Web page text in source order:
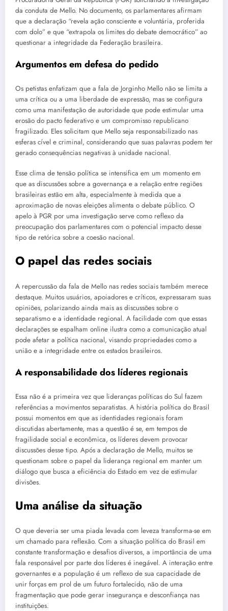
da conduta de Mello. No documento, os parlamentares afirmam
que a declaração “revela ação consciente e voluntária, proferida
com dolo” e que “extrapola os limites do debate democrático” ao
questionar a integridade da Federação brasileira.
Argumentos em defesa do pedido
Os petistas enfatizam que a fala de Jorginho Mello não se limita a
uma crítica ou a uma liberdade de expressão, mas se configura
como uma manifestação de autoridade que pode estimular uma
erosão do pacto federativo e um compromisso republicano
fragilizado. Eles solicitam que Mello seja responsabilizado nas
esferas cível e criminal, considerando que suas palavras podem ter
gerado consequências negativas à unidade nacional.
Esse clima de tensão política se intensifica em um momento em
que as discussões sobre a governança e a relação entre regiões
brasileiras estão em alta, especialmente à medida que a
aproximação de novas eleições alimenta o debate público. O
apelo à PGR por uma investigação serve como reflexo da
preocupação dos parlamentares com o potencial impacto desse
tipo de retórica sobre a coesão nacional.
O papel das redes sociais
A repercussão da fala de Mello nas redes sociais também merece
destaque. Muitos usuários, apoiadores e críticos, expressaram suas
opiniões, polarizando ainda mais as discussões sobre o
separatismo e a identidade regional. A facilidade com que essas
declarações se espalham online ilustra como a comunicação atual
pode afetar a política nacional, visando propriedades como a
união e a integridade entre os estados brasileiros.
A responsabilidade dos líderes regionais
Essa não é a primeira vez que lideranças políticas do Sul fazem
referências a movimentos separatistas. A história política do Brasil
possui momentos em que as identidades regionais foram
discutidas abertamente, mas a questão é se, em tempos de
fragilidade social e econômica, os líderes devem provocar
discussões desse tipo. Após a declaração de Mello, muitos se
questionam sobre o papel da liderança regional em manter um
diálogo que busca a eficiência do Estado em vez de estimular
divisões.
Uma análise da situação
O que deveria ser uma piada levada com leveza transforma-se em
um chamado para reflexão. Com a situação política do Brasil em
constante transformação e desafios diversos, a importância de uma
fala responsável por parte dos líderes é inegável. A interação entre
governantes e a população é um reflexo de sua capacidade de
unir forças em prol de um futuro fortalecido, não de uma
fragmentação que pode gerar insegurança e desconfiança nas
instituições.